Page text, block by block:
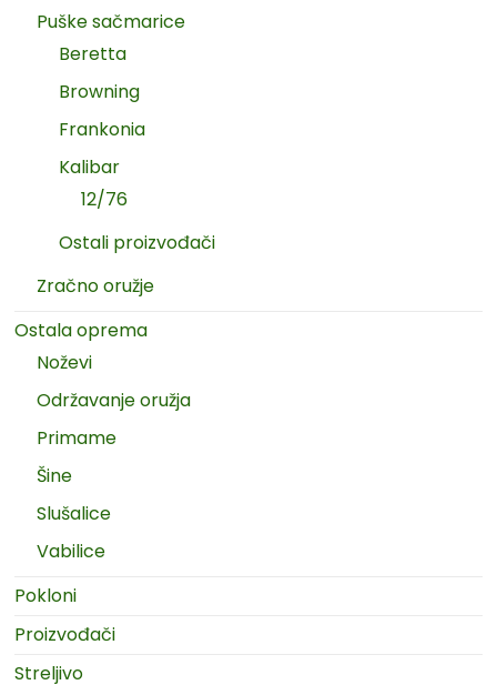
Puške sačmarice
Beretta
Browning
Frankonia
Kalibar
12/76
Ostali proizvođači
Zračno oružje
Ostala oprema
Noževi
Održavanje oružja
Primame
Šine
Slušalice
Vabilice
Pokloni
Proizvođači
Streljivo